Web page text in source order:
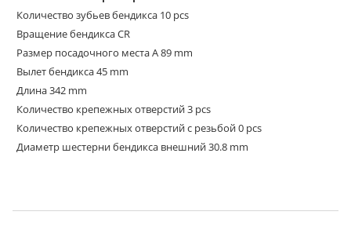
Количество зубьев бендикса 10 pcs
Вращение бендикса CR
Размер посадочного места A 89 mm
Вылет бендикса 45 mm
Длина 342 mm
Количество крепежных отверстий 3 pcs
Количество крепежных отверстий с резьбой 0 pcs
Диаметр шестерни бендикса внешний 30.8 mm